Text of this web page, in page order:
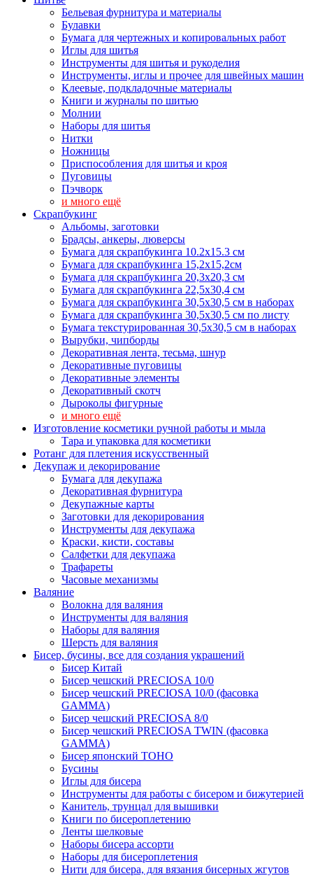
Бельевая фурнитура и материалы
Булавки
Бумага для чертежных и копировальных работ
Иглы для шитья
Инструменты для шитья и рукоделия
Инструменты, иглы и прочее для швейных машин
Клеевые, подкладочные материалы
Книги и журналы по шитью
Молнии
Наборы для шитья
Нитки
Ножницы
Приспособления для шитья и кроя
Пуговицы
Пэчворк
и много ещё
Скрапбукинг
Альбомы, заготовки
Брадсы, анкеры, люверсы
Бумага для скрапбукинга 10.2х15.3 см
Бумага для скрапбукинга 15,2х15,2см
Бумага для скрапбукинга 20,3х20,3 см
Бумага для скрапбукинга 22,5х30,4 см
Бумага для скрапбукинга 30,5х30,5 см в наборах
Бумага для скрапбукинга 30,5х30,5 см по листу
Бумага текстурированная 30,5х30,5 см в наборах
Вырубки, чипборды
Декоративная лента, тесьма, шнур
Декоративные пуговицы
Декоративные элементы
Декоративный скотч
Дыроколы фигурные
и много ещё
Изготовление косметики ручной работы и мыла
Тара и упаковка для косметики
Ротанг для плетения искусственный
Декупаж и декорирование
Бумага для декупажа
Декоративная фурнитура
Декупажные карты
Заготовки для декорирования
Инструменты для декупажа
Краски, кисти, составы
Салфетки для декупажа
Трафареты
Часовые механизмы
Валяние
Волокна для валяния
Инструменты для валяния
Наборы для валяния
Шерсть для валяния
Бисер, бусины, все для создания украшений
Бисер Китай
Бисер чешский PRECIOSA 10/0
Бисер чешский PRECIOSA 10/0 (фасовка
GAMMA)
Бисер чешский PRECIOSA 8/0
Бисер чешский PRECIOSA TWIN (фасовка
GAMMA)
Бисер японский TOHO
Бусины
Иглы для бисера
Инструменты для работы с бисером и бижутерией
Канитель, трунцал для вышивки
Книги по бисероплетению
Ленты шелковые
Наборы бисера ассорти
Наборы для бисероплетения
Нити для бисера, для вязания бисерных жгутов